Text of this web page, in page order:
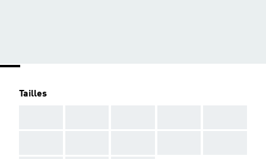
Tailles